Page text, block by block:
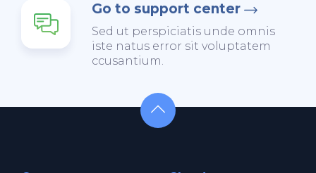
Go to support center
Sed ut perspiciatis unde omnis
iste natus error sit voluptatem
ccusantium.